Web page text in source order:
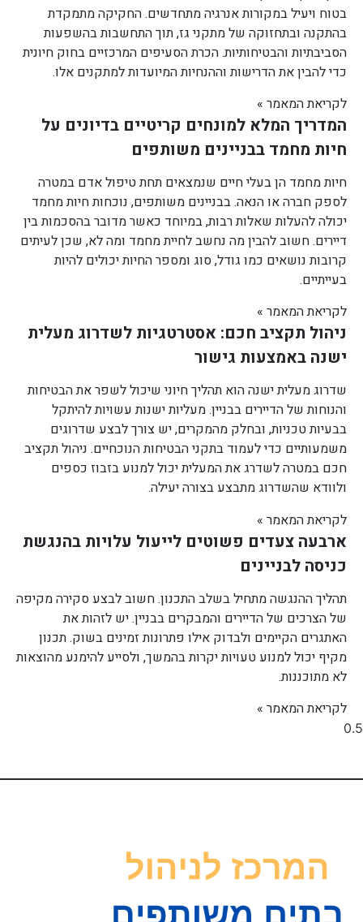
בטוח ויעיל במקורות אנרגיה מתחדשים. החקיקה מתמקדת
בהתקנה ובתחזוקה של מתקני גז, תוך התחשבות בהשפעות
הסביבתיות והבטיחותיות. הכרת הסעיפים המרכזיים בחוק חיונית
כדי להבין את הדרישות וההנחיות המיועדות למתקנים אלו.
לקריאת המאמר »
המדריך המלא למונחים קריטיים בדיונים על
חיות מחמד בבניינים משותפים
חיות מחמד הן בעלי חיים שנמצאים תחת טיפול אדם במטרה
לספק חברה או הנאה. בבניינים משותפים, נוכחות חיות מחמד
יכולה להעלות שאלות רבות, במיוחד כאשר מדובר בהסכמות בין
דיירים. חשוב להבין מה נחשב לחיית מחמד ומה לא, שכן לעיתים
קרובות נושאים כמו גודל, סוג ומספר החיות יכולים להיות
בעייתיים.
לקריאת המאמר »
ניהול תקציב חכם: אסטרטגיות לשדרוג מעלית
ישנה באמצעות גישור
שדרוג מעלית ישנה הוא תהליך חיוני שיכול לשפר את הבטיחות
והנוחות של הדיירים בבניין. מעליות ישנות עשויות להיתקל
בבעיות טכניות, ובחלק מהמקרים, יש צורך לבצע שדרוגים
משמעותיים כדי לעמוד בתקני הבטיחות הנוכחיים. ניהול תקציב
חכם במטרה לשדרג את המעלית יכול למנוע בזבוז כספים
ולוודא שהשדרוג מתבצע בצורה יעילה.
לקריאת המאמר »
ארבעה צעדים פשוטים לייעול עלויות בהנגשת
כניסה לבניינים
תהליך ההנגשה מתחיל בשלב התכנון. חשוב לבצע סקירה מקיפה
של הצרכים של הדיירים והמבקרים בבניין. יש לזהות את
האתגרים הקיימים ולבדוק אילו פתרונות זמינים בשוק. תכנון
מקיף יכול למנוע טעויות יקרות בהמשך, ולסייע להימנע מהוצאות
לא מתוכננות.
לקריאת המאמר »